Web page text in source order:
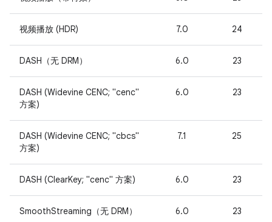
视频播放 (HDR) 7.0 24
DASH（无 DRM） 6.0 23
DASH (Widevine CENC; "cenc"
方案)
6.0 23
DASH (Widevine CENC; "cbcs"
方案)
7.1 25
DASH (ClearKey; "cenc" 方案) 6.0 23
SmoothStreaming（无 DRM） 6.0 23